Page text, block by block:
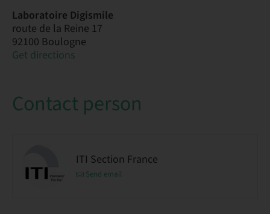
Laboratoire Digismile
route de la Reine 17
92100 Boulogne
Get directions
Contact person
ITI Section France
Send email